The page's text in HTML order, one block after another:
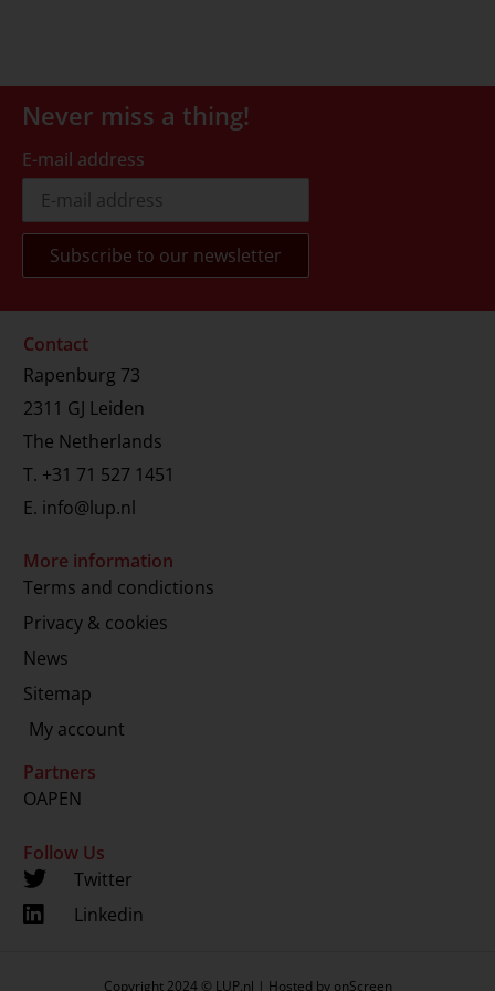
Never miss a thing!
E-mail address
Contact
Rapenburg 73
2311 GJ Leiden
The Netherlands
T. +31 71 527 1451
E. info@lup.nl
More information
Terms and condictions
Privacy & cookies
News
Sitemap
My account
Partners
OAPEN
Follow Us
Twitter
Linkedin
Copyright 2024 © LUP.nl | Hosted by onScreen